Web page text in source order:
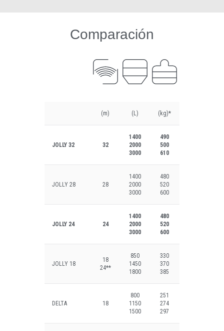
Comparación
(m) (L) (kg)*
JOLLY 32 32
1400
2000
3000
490
500
610
JOLLY 28 28
1400
2000
3000
480
520
600
JOLLY 24 24
1400
2000
3000
480
520
600
JOLLY 18
18
24**
850
1450
1800
330
370
385
DELTA 18
800
1150
1500
251
274
297